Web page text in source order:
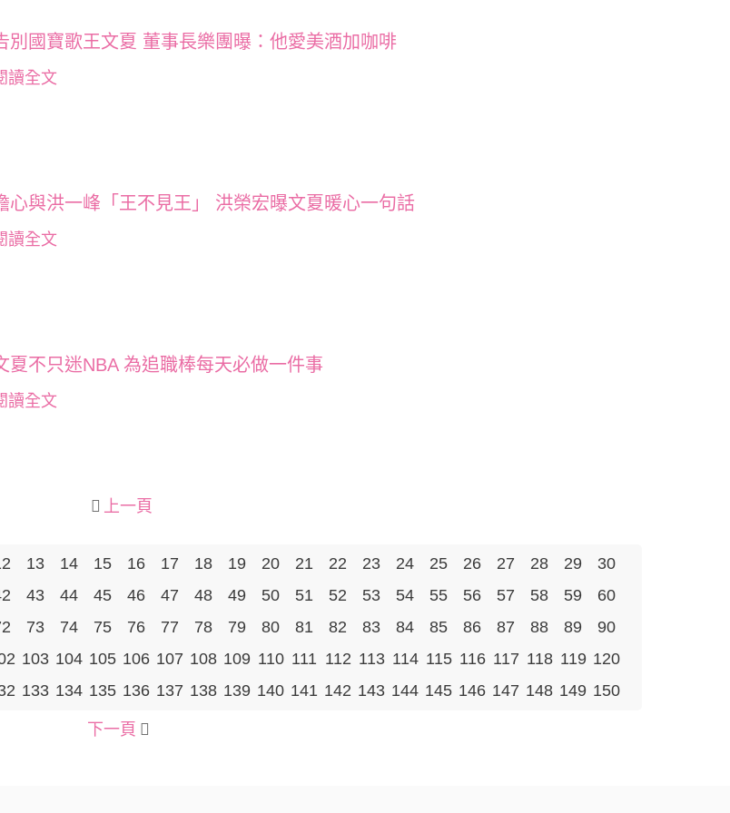
別國寶歌王文夏 董事長樂團曝：他愛美酒加咖啡
讀全文
心與洪一峰「王不見王」 洪榮宏曝文夏暖心一句話
讀全文
夏不只迷NBA 為追職棒每天必做一件事
讀全文
上一頁
13 14 15 16 17 18 19 20 21 22 23 24 25 26 27 28 29
30
43 44 45 46 47 48 49 50 51 52 53 54 55 56 57 58 59
60
73 74 75 76 77 78 79 80 81 82 83 84 85 86 87 88 89
90
103 104 105 106 107 108 109 110 111 112 113 114 115 116 117 118 119 120
133 134 135 136 137 138 139 140 141 142 143 144 145 146 147 148 149 150
下一頁